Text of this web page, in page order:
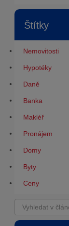
Štítky
Nemovitosti
Hypotéky
Daně
Banka
Makléř
Pronájem
Domy
Byty
Ceny